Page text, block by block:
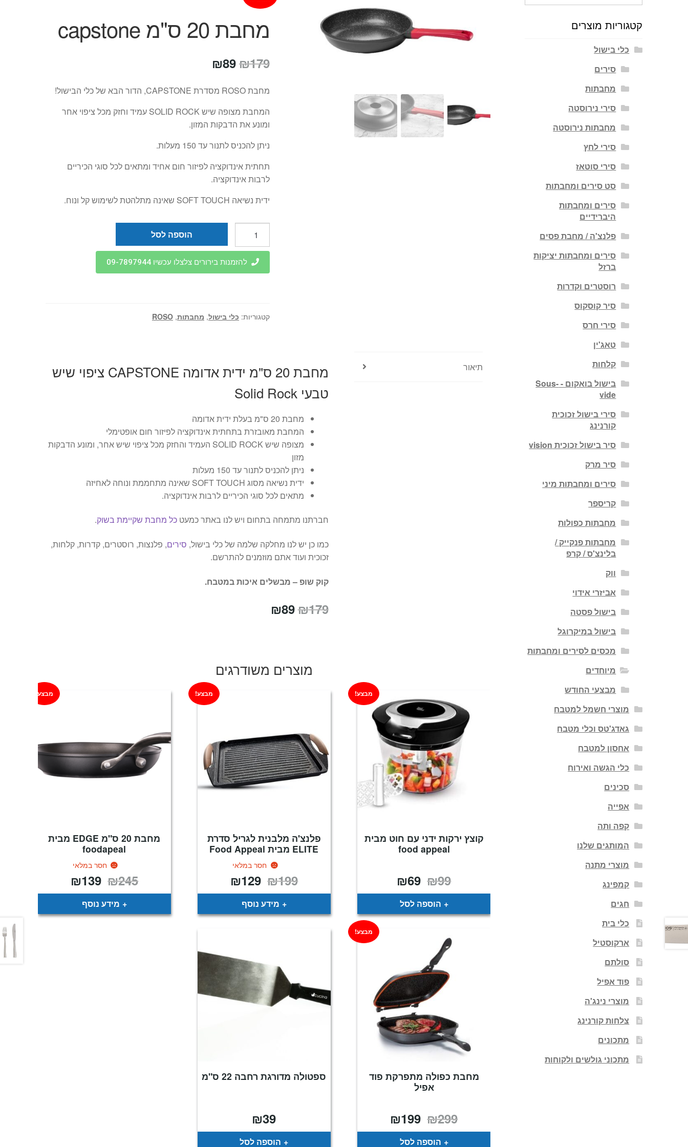
מחבת 20 ס"מ capstone
₪179
המחיר
היה:
₪179.
₪89
הוא:
₪89.
מחבת ROSO מסדרת CAPSTONE, הדור הבא של כלי הבישול!
המחבת מצופה שיש SOLID ROCK עמיד וחזק מכל ציפוי אחר
ומונע את הדבקות המזון.
ניתן להכניס לתנור עד 150 מעלות.
תחתית אינדוקציה לפיזור חום אחיד ומתאים לכל סוגי הכיריים
לרבות אינדוקציה.
ידית נשיאה SOFT TOUCH שאינה מתלהטת לשימוש קל ונוח.
מחבת
הוספה לסל
להזמנות בירורים צלצלו עכשיו 09-7897944
קטגוריות: כלי בישול, מחבתות,
ROSO
תיאור
מחבת 20 ס"מ ידית אדומה CAPSTONE ציפוי שיש
טבעי Solid Rock
מחבת 20 ס"מ בעלת ידית אדומה
המחבת מאובזרת בתחתית אינדוקציה לפיזור חום אופטימלי
מצופה שיש SOLID ROCK העמיד והחזק מכל ציפוי שיש אחר, ומונע הדבקות
מזון
ניתן להכניס לתנור עד 150 מעלות
ידית נשיאה מסוג SOFT TOUCH שאינה מתחממת ונוחה לאחיזה
מתאים לכל סוגי הכיריים לרבות אינדוקציה.
חברתנו מתמחה בתחום ויש לנו באתר כמעטכל מחבת שקיימת בשוק.
כמו כן יש לנו מחלקה שלמה של כלי בישול, סירים, פלנצות, רוסטרים, קדרות, קלחות,
זכוכית ועוד אתם מוזמנים להתרשם.
קוק שופ – מבשלים איכות במטבח.
₪179
המחיר
₪179.
₪89
₪89.
מוצרים משודרגים
קוצץ ירקות ידני עם חוט מבית
food appeal
מבצע!
₪99 המחיר
המקורי
היה:
₪99.
₪69
הוא:
הוספה לסל
פלנצ'ה מלבנית לגריל סדרת
ELITE מבית Food Appeal
חסר במלאי
מבצע!
₪199 המחיר
המקורי
היה:
₪129
הוא:
מידע נוסף
מחבת 20 ס"מ EDGE מבית
foodapeal
חסר במלאי
מבצע!
₪245 המחיר
המקורי
היה:
₪139
הוא:
מידע נוסף
מחבת כפולה מתפרקת פוד
אפיל
מבצע!
₪299 המחיר
המקורי
היה:
₪299.
₪199
הוא:
הוספה לסל
ספטולה מדורגת רחבה 22 ס"מ
₪39
הוספה לסל
קטגוריות מוצרים
כלי בישול
סירים
מחבתות
סירי נירוסטה
מחבתות נירוסטה
סירי לחץ
סירי סוטאז
סט סירים ומחבתות
סירים ומחבתות
היברידיים
פלנצ'ה / מחבת פסים
סירים ומחבתות יציקות
ברזל
רוסטרים וקדרות
סיר קוסקוס
סירי חרס
טאג'ין
קלחות
בישול בואקום - Sous-
vide
סירי בישול זכוכית
קורנינג
סיר בישול זכוכית vision
סיר מרק
סירים ומחבתות מיני
קריספר
מחבתות כפולות
מחבתות פנקייק /
בלינצ'ס / קרפ
ווק
אביזרי אידוי
בישול פסטה
בישול במיקרוגל
מכסים לסירים ומחבתות
מיוחדים
מבצעי החודש
מוצרי חשמל למטבח
גאדג'טס וכלי מטבח
אחסון למטבח
כלי הגשה ואירוח
סכינים
אפייה
קפה ותה
המותגים שלנו
מוצרי מתנה
קמפינג
חגים
כלי בית
ארקוסטיל
סולתם
פוד אפיל
מוצרי נינג'ה
צלחות קורנינג
מתכונים
מתכוני גולשים ולקוחות